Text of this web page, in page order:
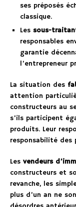
ses préposés
classique.
Les sous-
responsables
garantie
l’entrepreneur
La situation des
attention
constructeurs au
s’ils participent
produits. Leur
responsabilité des
Les vendeurs
constructeurs et
revanche, les
plus d’un an ne